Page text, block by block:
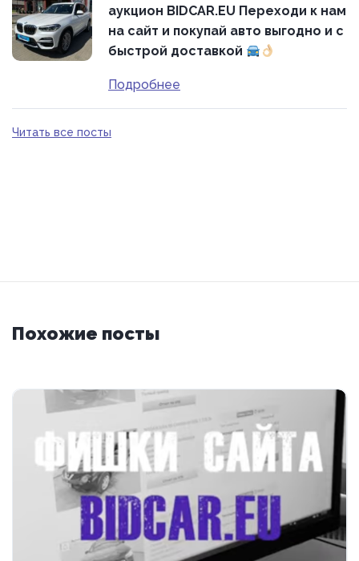
аукцион BIDCAR.EU Переходи к нам
на сайт и покупай авто выгодно и с
быстрой доставкой
Подробнее
Читать все посты
Похожие посты